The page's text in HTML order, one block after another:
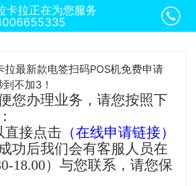
卡拉正在为您服务
最新款电签扫码POS机免费申请
不加3！
您办理业务，请您按照下
直接点击 （在线申请链接）
功后我们会有客服人员在
18.00）与您联系，请您保